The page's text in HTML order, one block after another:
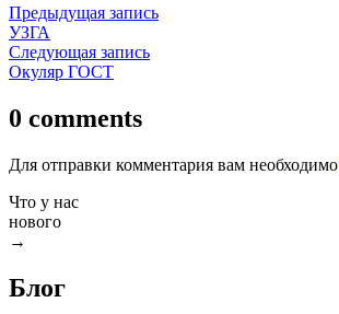
Навигация
по
записям
Предыдущая записьПредыдущая
УЗГА
Следующая записьСледующая
Окуляр ГОСТ
0 comments
Для отправки комментария вам необходимо
Что у нас
нового
→
Блог